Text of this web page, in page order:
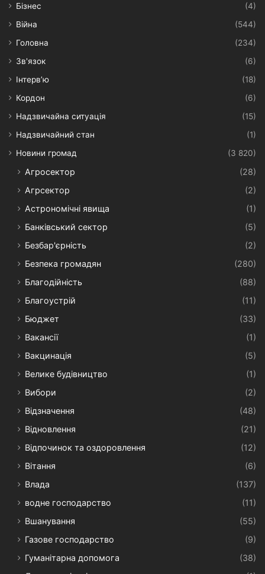
Бізнес
(4)
Війна
(544)
Головна
(234)
Зв'язок
(6)
Інтерв’ю
(18)
Кордон
(6)
Надзвичайна ситуація
(15)
Надзвичайний стан
(1)
Новини громад
(3 820)
Агросектор
(28)
Агрсектор
(2)
Астрономічні явища
(1)
Банківський сектор
(5)
Безбар'єрність
(2)
Безпека громадян
(280)
Благодійність
(88)
Благоустрій
(11)
Бюджет
(33)
Вакансії
(1)
Вакцинація
(5)
Велике будівництво
(1)
Вибори
(2)
Відзначення
(48)
Відновлення
(21)
Відпочинок та оздоровлення
(12)
Вітання
(6)
Влада
(137)
водне господарство
(11)
Вшанування
(55)
Газове господарство
(9)
Гуманітарна допомога
(38)